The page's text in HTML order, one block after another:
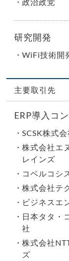
研究開発
WiFi技術開
主要取引先
ERP導入コ
SCSK株式会
株式会社エ
レインズ
コベルコシ
株式会社テ
ビジネスエ
日本タタ・
社
株式会社
ズ